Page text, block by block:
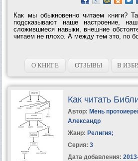
Как мы обыкновенно читаем книги?
подсказывают наше настроение,
сложившиеся навыки, внешние
читаем не плохо. А между тем это, по
О КНИГЕ ОТЗЫВЫ В
Как читать
Автор: Мень
Александр
Жанр: Религия;
Серия: 3
Дата добавления: